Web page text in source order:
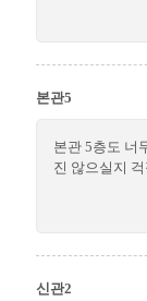
본관5
본관 5층도 너
진 않으실지
신관2